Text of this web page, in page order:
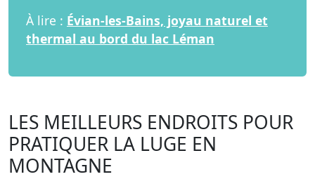
À lire : Évian-les-Bains, joyau naturel et
thermal au bord du lac Léman
LES MEILLEURS ENDROITS POUR
PRATIQUER LA LUGE EN
MONTAGNE